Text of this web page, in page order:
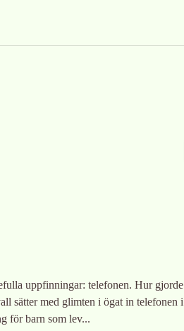
uppfinningar: telefonen. Hur gjorde
sätter med glimten i ögat in telefonen i
för barn som lev...